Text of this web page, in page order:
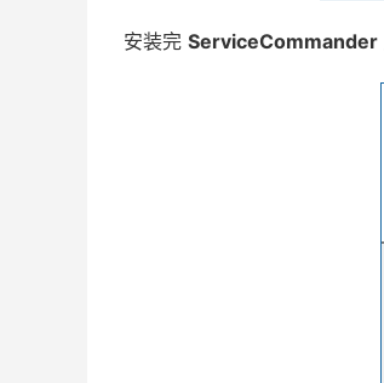
安装完 ServiceCommander